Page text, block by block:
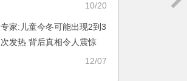
10/20
专家:儿童今冬可能出现2到3
次发热 背后真相令人震惊
12/07